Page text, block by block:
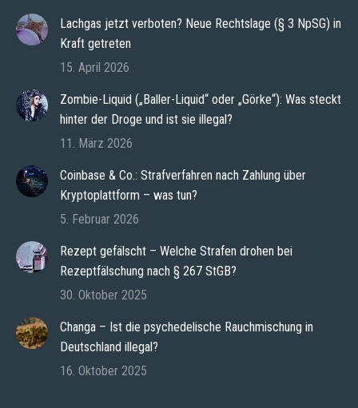
Lachgas jetzt verboten? Neue Rechtslage (§ 3 NpSG) in
Kraft getreten
15. April 2026
Zombie-Liquid („Baller-Liquid“ oder „Görke“): Was steckt
hinter der Droge und ist sie illegal?
11. März 2026
Coinbase & Co.: Strafverfahren nach Zahlung über
Kryptoplattform – was tun?
5. Februar 2026
Rezept gefälscht – Welche Strafen drohen bei
Rezeptfälschung nach § 267 StGB?
30. Oktober 2025
Changa – Ist die psychedelische Rauchmischung in
Deutschland illegal?
16. Oktober 2025